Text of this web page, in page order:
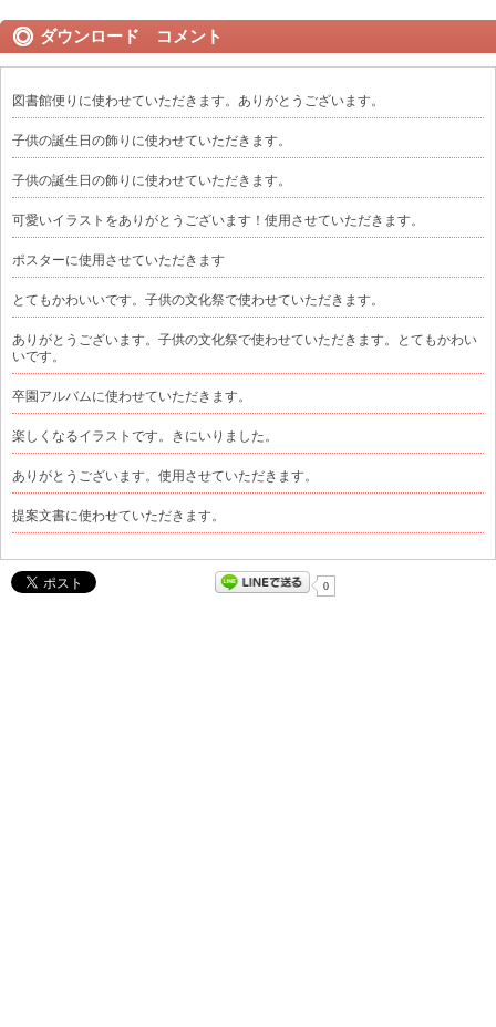
ダウンロード コメント
図書館便りに使わせていただきます。ありがとうございます。
子供の誕生日の飾りに使わせていただきます。
子供の誕生日の飾りに使わせていただきます。
可愛いイラストをありがとうございます！使用させていただきます。
ポスターに使用させていただきます
とてもかわいいです。子供の文化祭で使わせていただきます。
ありがとうございます。子供の文化祭で使わせていただきます。とてもかわい
いです。
卒園アルバムに使わせていただきます。
楽しくなるイラストです。きにいりました。
ありがとうございます。使用させていただきます。
提案文書に使わせていただきます。
0